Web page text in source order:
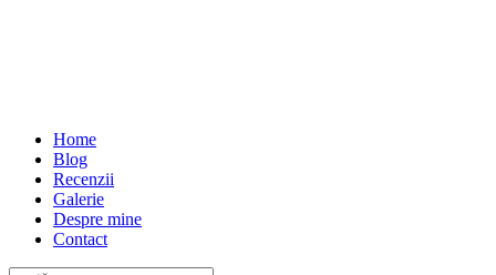
Home
Blog
Recenzii
Galerie
Despre mine
Contact